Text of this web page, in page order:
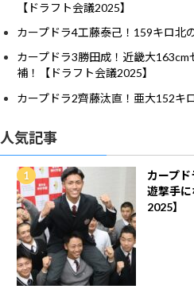
【ドラフト会議2025】
カープドラ4工藤泰己！159キロ北
カープドラ3勝田成！近畿大
補！【ドラフト会議2025】
カープドラ2齊藤汰直！亜大152キ
人気記事
カープ
遊撃手
2025】